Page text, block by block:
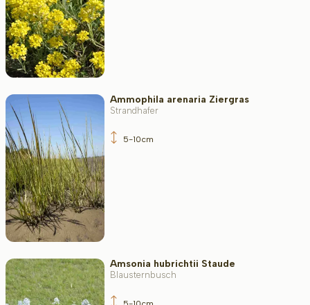
Ammophila arenaria Ziergras
Strandhafer
5-10cm
Amsonia hubrichtii Staude
Blausternbusch